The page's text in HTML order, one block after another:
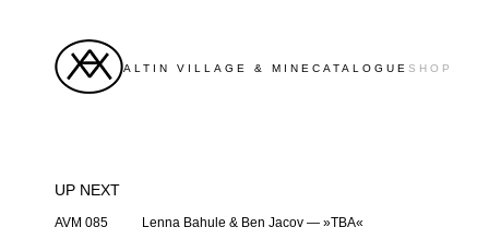
ALTIN VILLAGE & MINE CATALOGUE SHOP
UP NEXT
AVM 085 Lenna Bahule & Ben Jacov — »TBA«